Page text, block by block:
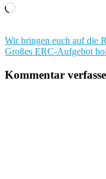
Wird
Wir bringen euch auf die
Großes ERC-Aufgebot
Kommentar